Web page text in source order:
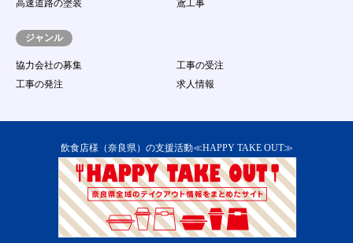
（１６）虚偽の情報をサイトに登録、提供し、求人に
（１７）著作権、商標権、プライバシー権、氏名権、
肖像権等の他人の権利を侵害する、またはそ
のおそれのある行為
（１８）その他事務局が不適切であると判断する行為
ビスの提供を一時的に中断することがあります。
本サービス用設備の保守又は工事のため、やむ
を得ない場合
本サービス用設備に障害が発生し、やむを得な
い場合
第一種電気通信事業者又はその他の電気通信事
業者の提供する電気通信役務に起因して電気通
高速道路の塗装
鳶工事
ジャンル
協力会社の募集
工事の受注
工事の発注
求人情報
飲食店様（奈良県）の支援活動≪HAPPY TAKE OUT≫